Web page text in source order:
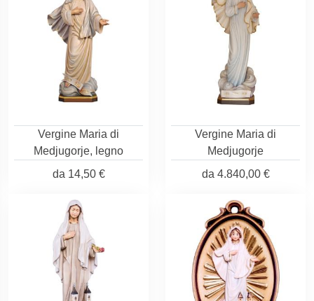
Vergine Maria di
Medjugorje, legno
da 14,50 €
Vergine Maria di
Medjugorje
da 4.840,00 €